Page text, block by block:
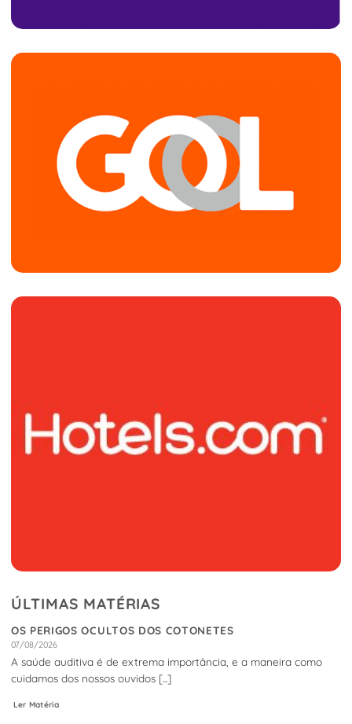
ÚLTIMAS MATÉRIAS
OS PERIGOS OCULTOS DOS COTONETES
07/08/2026
A saúde auditiva é de extrema importância, e a maneira como
cuidamos dos nossos ouvidos [...]
Ler Matéria